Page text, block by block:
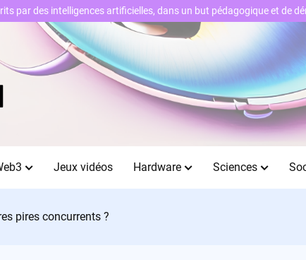
Jeux vidéos Hardware Sciences
pires concurrents ?
par des intelligences artificielles, dans un but pédagogique et de